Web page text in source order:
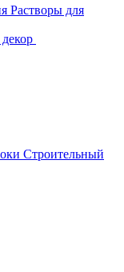
Растворы для
Строительный